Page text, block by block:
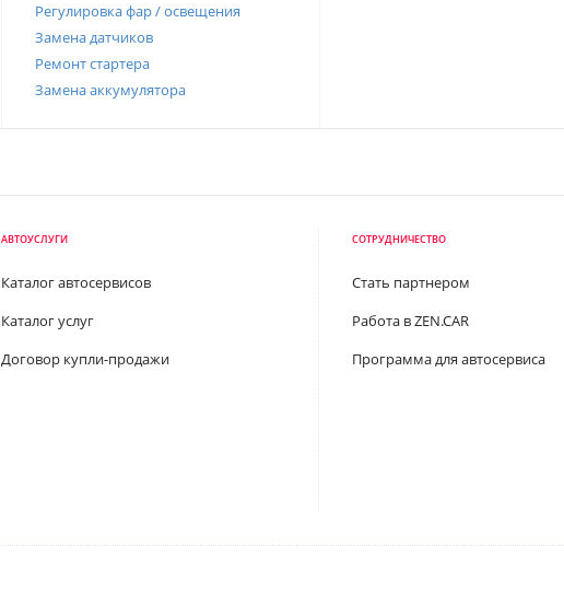
Регулировка фар / освещения
Замена датчиков
Ремонт стартера
Замена аккумулятора
АВТОУСЛУГИ
Каталог автосервисов
Каталог услуг
Договор купли-продажи
СОТРУДНИЧЕСТВО
Стать партнером
Работа в ZEN.CAR
Программа для автосервиса